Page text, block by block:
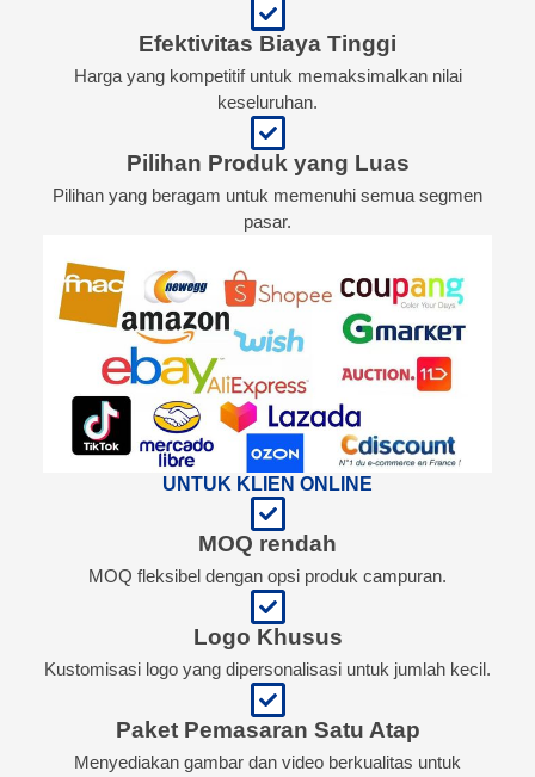
Efektivitas Biaya Tinggi
Harga yang kompetitif untuk memaksimalkan nilai
keseluruhan.
Pilihan Produk yang Luas
Pilihan yang beragam untuk memenuhi semua segmen
pasar.
UNTUK KLIEN ONLINE
MOQ rendah
MOQ fleksibel dengan opsi produk campuran.
Logo Khusus
Kustomisasi logo yang dipersonalisasi untuk jumlah kecil.
Paket Pemasaran Satu Atap
Menyediakan gambar dan video berkualitas untuk